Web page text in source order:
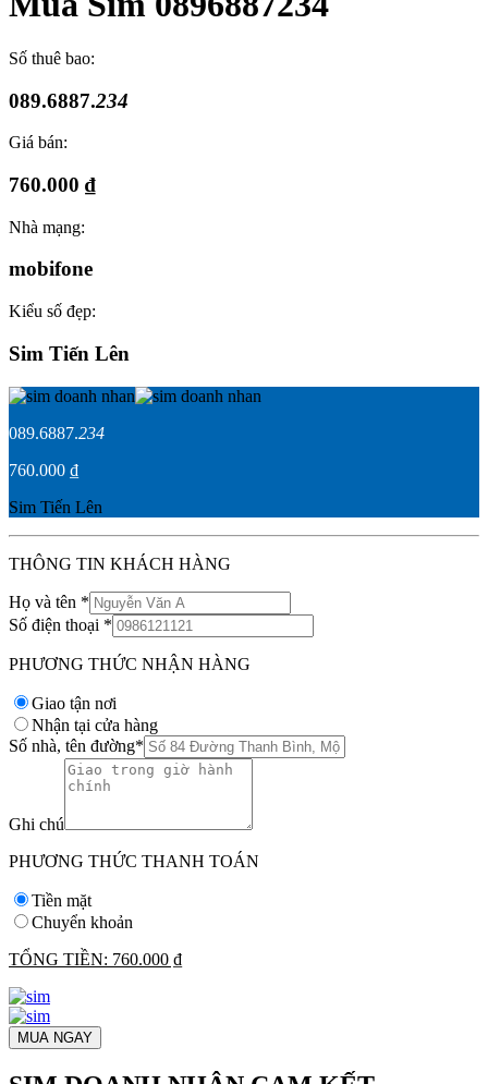
Số thuê bao:
089.6887.234
Giá bán:
760.000 ₫
Nhà mạng:
mobifone
Kiểu số đẹp:
Sim Tiến Lên
089.6887.234
760.000 ₫
Sim Tiến Lên
THÔNG TIN KHÁCH HÀNG
Họ và tên *
Số điện thoại *
PHƯƠNG THỨC NHẬN HÀNG
Giao tận nơi
Nhận tại cửa hàng
Số nhà, tên đường*
Ghi chú
PHƯƠNG THỨC THANH TOÁN
Tiền mặt
Chuyển khoản
TỔNG TIỀN: 760.000 ₫
MUA NGAY